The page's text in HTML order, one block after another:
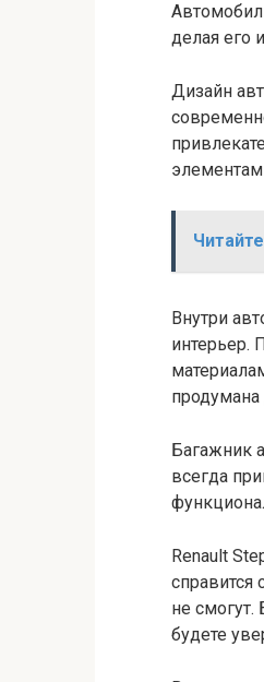
делая его
Дизайн
Внутри
интерьер.
Багажник
всегда
Renault
не
будете